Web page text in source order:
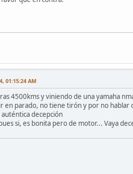
01:15:24 AM
4500kms y viniendo de una yamaha
en parado, no tiene tirón y por no hablar
auténtica decepción
si, es bonita pero de motor... Vaya